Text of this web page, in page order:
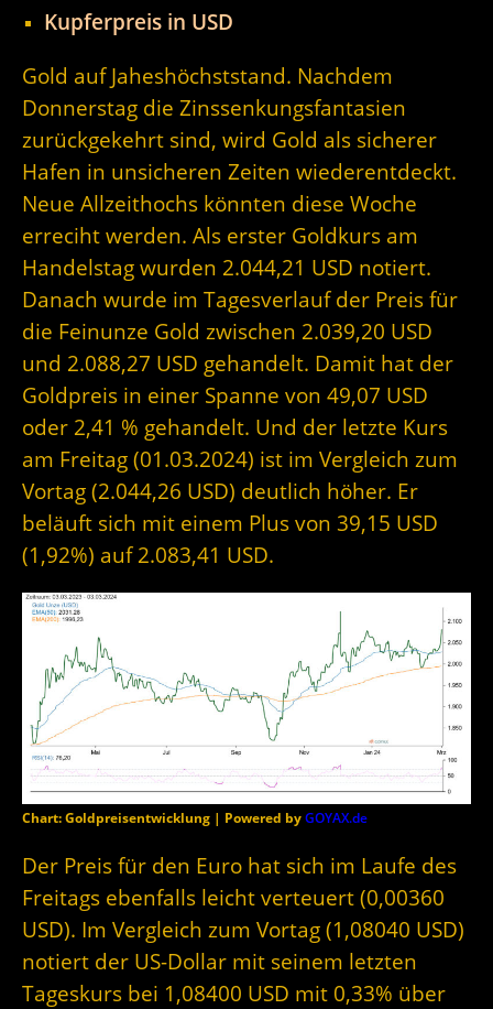
Kupferpreis in USD
Gold auf Jaheshöchststand. Nachdem
Donnerstag die Zinssenkungsfantasien
zurückgekehrt sind, wird Gold als sicherer
Hafen in unsicheren Zeiten wiederentdeckt.
Neue Allzeithochs könnten diese Woche
erreciht werden. Als erster Goldkurs am
Handelstag wurden 2.044,21 USD notiert.
Danach wurde im Tagesverlauf der Preis für
die Feinunze Gold zwischen 2.039,20 USD
und 2.088,27 USD gehandelt. Damit hat der
Goldpreis in einer Spanne von 49,07 USD
oder 2,41 % gehandelt. Und der letzte Kurs
am Freitag (01.03.2024) ist im Vergleich zum
Vortag (2.044,26 USD) deutlich höher. Er
beläuft sich mit einem Plus von 39,15 USD
(1,92%) auf 2.083,41 USD.
Chart: Goldpreisentwicklung | Powered byGOYAX.de
Der Preis für den Euro hat sich im Laufe des
Freitags ebenfalls leicht verteuert (0,00360
USD). Im Vergleich zum Vortag (1,08040 USD)
notiert der US-Dollar mit seinem letzten
Tageskurs bei 1,08400 USD mit 0,33% über